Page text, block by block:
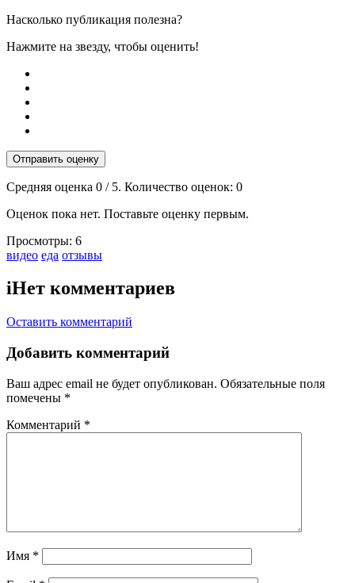
Насколько публикация полезна?
Нажмите на звезду, чтобы оценить!
Отправить оценку
Средняя оценка 0 / 5. Количество оценок: 0
Оценок пока нет. Поставьте оценку первым.
Просмотры: 6
Тэги:
видео еда отзывы
iНет комментариев
Оставить комментарий
Добавить комментарий
Ваш адрес email не будет опубликован. Обязательные поля
помечены *
Комментарий *
Имя *